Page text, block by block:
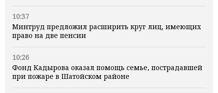
10:37
Минтруд предложил расширить круг лиц, имеющих
право на две пенсии
10:26
Фонд Кадырова оказал помощь семье, пострадавшей
при пожаре в Шатойском районе